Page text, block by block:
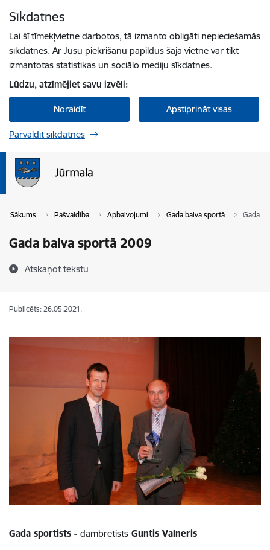
Sīkdatnes
Lai šī tīmekļvietne darbotos, tā izmanto obligāti nepieciešamās
sīkdatnes. Ar Jūsu piekrišanu papildus šajā vietnē var tikt
izmantotas statistikas un sociālo mediju sīkdatnes.
Lūdzu, atzīmējiet savu izvēli:
Noraidīt Apstiprināt visas
Pārvaldīt sīkdatnes
Sākums Pašvaldība Apbalvojumi Gada balva sportā Gada
Gada balva sportā 2009
Atskaņot tekstu
Publicēts: 26.05.2021.
Gada sportists - dambretists Guntis Valneris